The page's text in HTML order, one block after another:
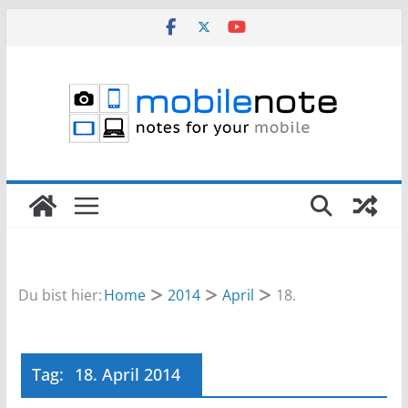
Du bist hier:Home 2014 April 18.
Tag: 18. April 2014